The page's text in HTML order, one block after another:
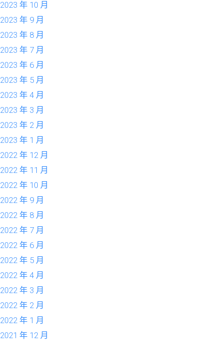
2023 年 10 月
2023 年 9 月
2023 年 8 月
2023 年 7 月
2023 年 6 月
2023 年 5 月
2023 年 4 月
2023 年 3 月
2023 年 2 月
2023 年 1 月
2022 年 12 月
2022 年 11 月
2022 年 10 月
2022 年 9 月
2022 年 8 月
2022 年 7 月
2022 年 6 月
2022 年 5 月
2022 年 4 月
2022 年 3 月
2022 年 2 月
2022 年 1 月
2021 年 12 月